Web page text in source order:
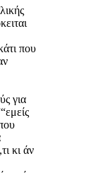
που
για
κι άν